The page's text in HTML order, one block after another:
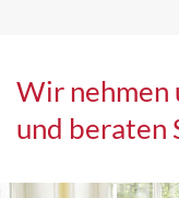
Wir nehmen
und beraten